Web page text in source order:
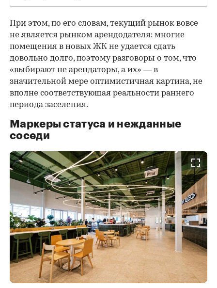
При этом, по его словам, текущий рынок вовсе
не является рынком арендодателя: многие
помещения в новых ЖК не удается сдать
довольно долго, поэтому разговоры о том, что
«выбирают не арендаторы, а их» — в
значительной мере оптимистичная картина, не
вполне соответствующая реальности раннего
периода заселения.
Маркеры статуса и нежданные
соседи